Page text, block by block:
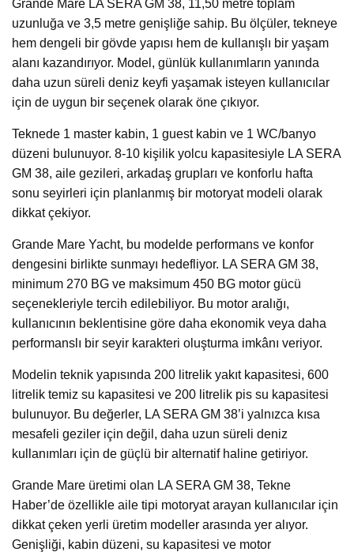
Grande Mare LA SERA GM 38, 11,50 metre toplam
uzunluğa ve 3,5 metre genişliğe sahip. Bu ölçüler, tekneye
hem dengeli bir gövde yapısı hem de kullanışlı bir yaşam
alanı kazandırıyor. Model, günlük kullanımların yanında
daha uzun süreli deniz keyfi yaşamak isteyen kullanıcılar
için de uygun bir seçenek olarak öne çıkıyor.
Teknede 1 master kabin, 1 guest kabin ve 1 WC/banyo
düzeni bulunuyor. 8-10 kişilik yolcu kapasitesiyle LA SERA
GM 38, aile gezileri, arkadaş grupları ve konforlu hafta
sonu seyirleri için planlanmış bir motoryat modeli olarak
dikkat çekiyor.
Grande Mare Yacht, bu modelde performans ve konfor
dengesini birlikte sunmayı hedefliyor. LA SERA GM 38,
minimum 270 BG ve maksimum 450 BG motor gücü
seçenekleriyle tercih edilebiliyor. Bu motor aralığı,
kullanıcının beklentisine göre daha ekonomik veya daha
performanslı bir seyir karakteri oluşturma imkânı veriyor.
Modelin teknik yapısında 200 litrelik yakıt kapasitesi, 600
litrelik temiz su kapasitesi ve 200 litrelik pis su kapasitesi
bulunuyor. Bu değerler, LA SERA GM 38’i yalnızca kısa
mesafeli geziler için değil, daha uzun süreli deniz
kullanımları için de güçlü bir alternatif haline getiriyor.
Grande Mare üretimi olan LA SERA GM 38, Tekne
Haber’de özellikle aile tipi motoryat arayan kullanıcılar için
dikkat çeken yerli üretim modeller arasında yer alıyor.
Genişliği, kabin düzeni, su kapasitesi ve motor